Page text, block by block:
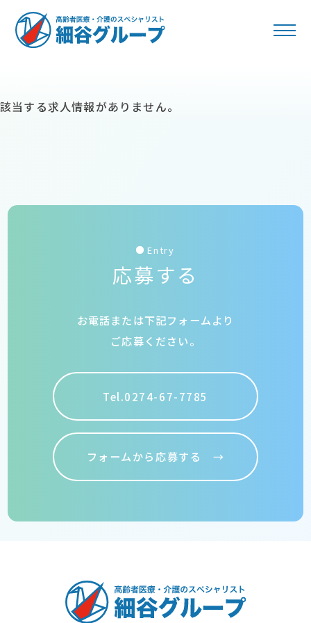
該当する求人情報がありません。
Entry
応募する
お電話または下記フォームより
ご応募ください。
Tel.0274-67-7785
フォームから応募する →